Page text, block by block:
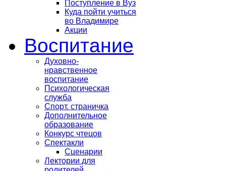
Поступление в Вуз
Куда пойти учиться
во Владимире
Акции
Воспитание
Духовно-
нравственное
воспитание
Психологическая
служба
Спорт. страничка
Дополнительное
образование
Конкурс чтецов
Спектакли
Сценарии
Лектории для